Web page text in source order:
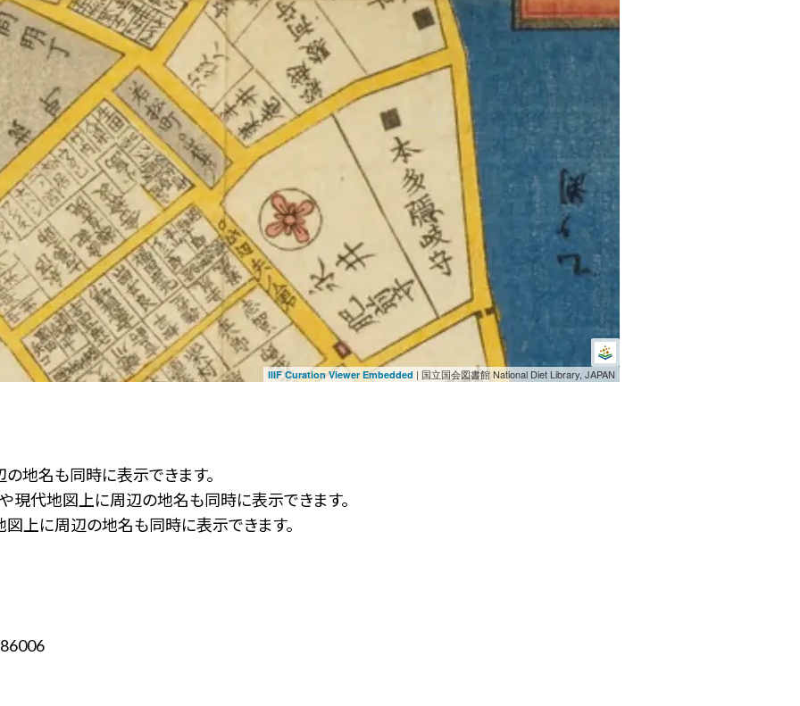
IIIF Curation Viewer Embedded | 国立国会図書館 National Diet Library, JAPAN
地名も同時に表示できます。
や現代地図上に周辺の地名も同時に表示できます。
図上に周辺の地名も同時に表示できます。